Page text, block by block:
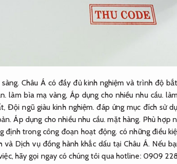
Châu Á có đầy đủ kinh nghiệm và trình độ
làm bìa mạ vàng, Áp dụng cho nhiều nhu cầu.
Đội ngũ giàu kinh nghiệm. đáp ứng mục đích sử
Áp dụng cho nhiều nhu cầu. mặt hàng. Phù hợp
định trong công đoạn hoạt động. có những điều
Dịch vụ đồng hành khắc dấu tại Châu Á. Nếu
hãy gọi ngay có chúng tôi qua hotline: 0909